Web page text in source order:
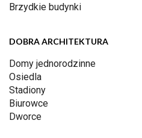
Brzydkie budynki
DOBRA ARCHITEKTURA
Domy jednorodzinne
Osiedla
Stadiony
Biurowce
Dworce